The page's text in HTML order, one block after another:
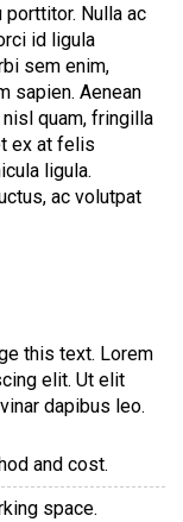
Nulla ac
id ligula
sem enim,
sapien. Aenean
quam, fringilla
ex at felis
ligula.
ac volutpat
this text. Lorem
elit. Ut elit
dapibus leo.
and cost.
space.